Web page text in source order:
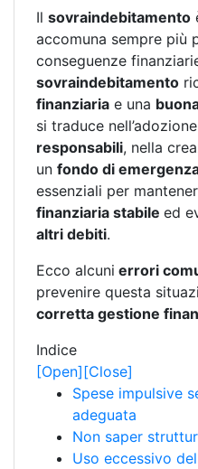
Il sovraindebitamento
accomuna sempre più
conseguenze
sovraindebitamento
finanziaria e una
si traduce
responsabili, nella
un fondo di
essenziali per
finanziaria stabile ed
altri debiti.
Ecco alcuni errori
prevenire questa
corretta gestione
Indice
[Open][Close]
Spese impulsive
adeguata
Non saper
Uso eccessivo